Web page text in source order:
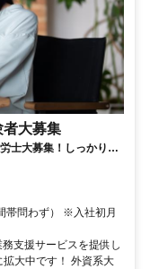
者大募集
士大募集！しっかり稼
帯問わず） ※入社初月
支援サービスを提供し
大中です！ 外資系大